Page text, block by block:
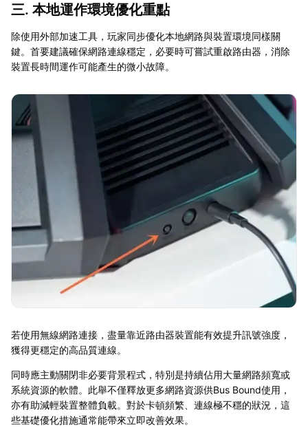
三. 本地運作環境優化重點
除使用外部加速工具，玩家同步優化本地網路與裝置環境同樣關
鍵。首要建議確保網路連線穩定，必要時可嘗試重啟路由器，消除
裝置長時間運作可能產生的微小故障。
若使用無線網路連接，盡量靠近路由器裝置能有效提升訊號強度，
獲得更穩定的高品質連線。
同時應主動關閉非必要背景程式，特別是持續佔用大量網路頻寬或
系統資源的軟體。此舉不僅釋放更多網路資源供Bus Bound使用，
亦有助減輕裝置整體負載。對於卡頓頻繁、連線極不穩的狀況，這
些基礎優化措施通常能帶來立即改善效果。